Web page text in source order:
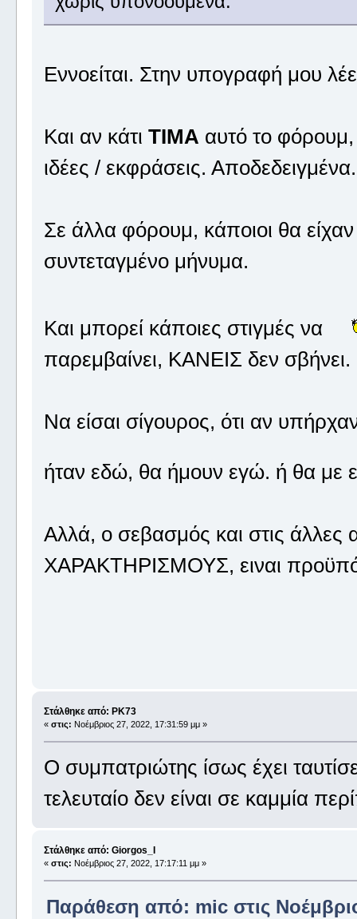
Εννοείται. Στην υπογραφή μου
Και αν κάτι ΤΙΜΑ αυτό το
ιδέες / εκφράσεις. Αποδεδειγμένα.
Σε άλλα φόρουμ, κάποιοι θα
συντεταγμένο μήνυμα.
Και μπορεί κάποιες στιγμές να
παρεμβαίνει, ΚΑΝΕΙΣ δεν σβήνει.
Να είσαι σίγουρος, ότι αν
ήταν εδώ, θα ήμουν εγώ. ή θα με
Αλλά, ο σεβασμός και στις
ΧΑΡΑΚΤΗΡΙΣΜΟΥΣ, ειναι
Στάλθηκε από: PK73
« στις: Νοέμβριος 27, 2022, 17:31:59 μμ »
Ο συμπατριώτης ίσως έχει
τελευταίο δεν είναι σε καμμία
Στάλθηκε από: Giorgos_I
« στις: Νοέμβριος 27, 2022, 17:17:11 μμ »
Παράθεση από: mic στις